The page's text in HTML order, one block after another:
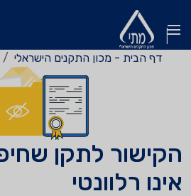
דף הבית - מכון התקנים הישראלי
הקישור לתקן
אינו רלוונטי